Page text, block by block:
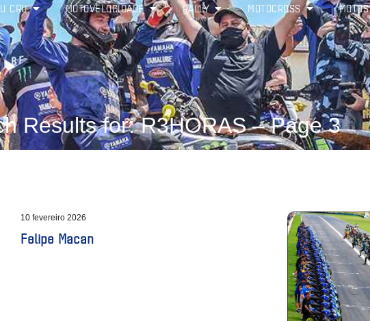
CRU MOTOVELOCIDADE RALLY MOTOCROSS MOTOS
Results for: R3HORAS – Page 3
10 fevereiro 2026
Felipe Macan